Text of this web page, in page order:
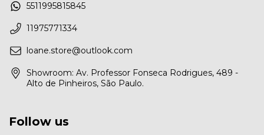
5511995815845
11975771334
loane.store@outlook.com
Showroom: Av. Professor Fonseca Rodrigues, 489 -
Alto de Pinheiros, São Paulo.
Follow us